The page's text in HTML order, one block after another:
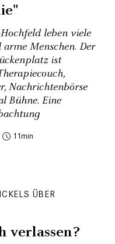
leben viele
Menschen. Der
ist
Nachrichtenbörse
Bühne. Eine
11
ÜBER
verlassen?